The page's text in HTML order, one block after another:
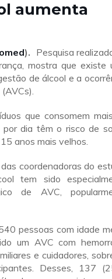
aumenta
). Pesquisa
mostra que existe
de álcool e a
que consomem
por dia têm o risco de
anos mais velhos.
coordenadoras do
tem sido
de AVC,
pessoas com idade
um AVC com
e cuidadores,
Desses, 137